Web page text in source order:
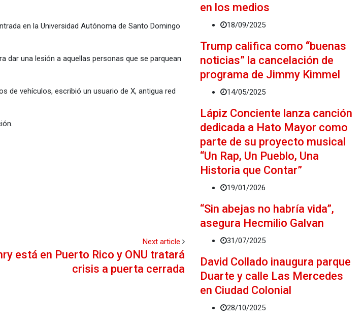
en la Universidad Autónoma de Santo Domingo
dar una lesión a aquellas personas que se parquean
de vehículos, escribió un usuario de X, antigua red
Next article
está en Puerto Rico y ONU tratará
crisis a puerta cerrada
en los medios
18/09/2025
Trump califica como “buenas
noticias” la cancelación de
programa de Jimmy Kimmel
14/05/2025
Lápiz Conciente lanza canción
dedicada a Hato Mayor como
parte de su proyecto musical
“Un Rap, Un Pueblo, Una
Historia que Contar”
19/01/2026
“Sin abejas no habría vida”,
asegura Hecmilio Galvan
31/07/2025
David Collado inaugura parque
Duarte y calle Las Mercedes
en Ciudad Colonial
28/10/2025